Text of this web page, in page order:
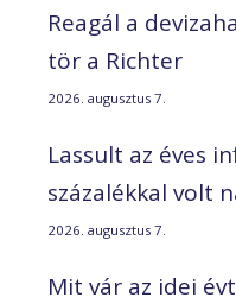
Reagál a
tör a Richter
2026. augusztus 7.
Lassult az éves
százalékkal volt
2026. augusztus 7.
Mit vár az idei